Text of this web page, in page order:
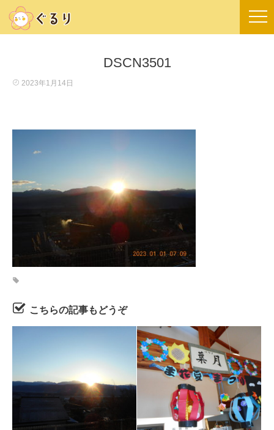
DSCN3501
2023年1月14日
こちらの記事もどうぞ